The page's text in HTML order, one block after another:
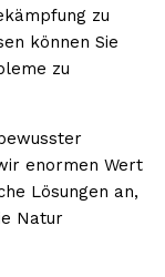
zu
können Sie
zu
enormen Wert
Lösungen an,
Natur